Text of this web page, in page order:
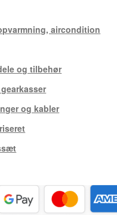
aircondition
og tilbehør
og kabler